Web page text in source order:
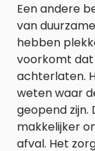
Een andere
van
hebben
voorkomt
achterlaten.
weten waar
geopend
makkelijker
afval. Het